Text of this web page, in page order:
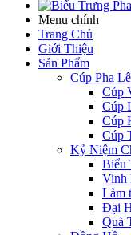
Menu chính
Trang Chủ
Giới Thiệu
Sản Phẩm
Cúp Pha Lê
Cúp
Cúp
Cúp
Cúp
Kỷ Niệm
Biểu
Vinh
Làm
Đại
Quà